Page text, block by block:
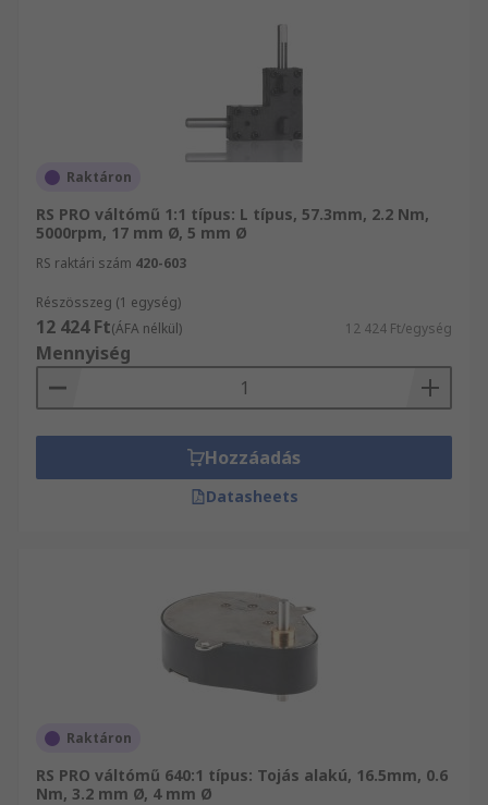
Raktáron
RS PRO váltómű 1:1 típus: L típus, 57.3mm, 2.2 Nm,
5000rpm, 17 mm Ø, 5 mm Ø
RS raktári szám 420-603
Részösszeg (1 egység)
12 424 Ft(ÁFA nélkül) 12 424 Ft/egység
Mennyiség
Hozzáadás
Datasheets
Raktáron
RS PRO váltómű 640:1 típus: Tojás alakú, 16.5mm, 0.6
Nm, 3.2 mm Ø, 4 mm Ø